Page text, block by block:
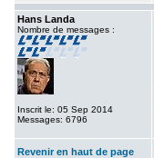
Hans Landa
Nombre de messages :
Inscrit le: 05 Sep 2014
Messages: 6796
Revenir en haut de page